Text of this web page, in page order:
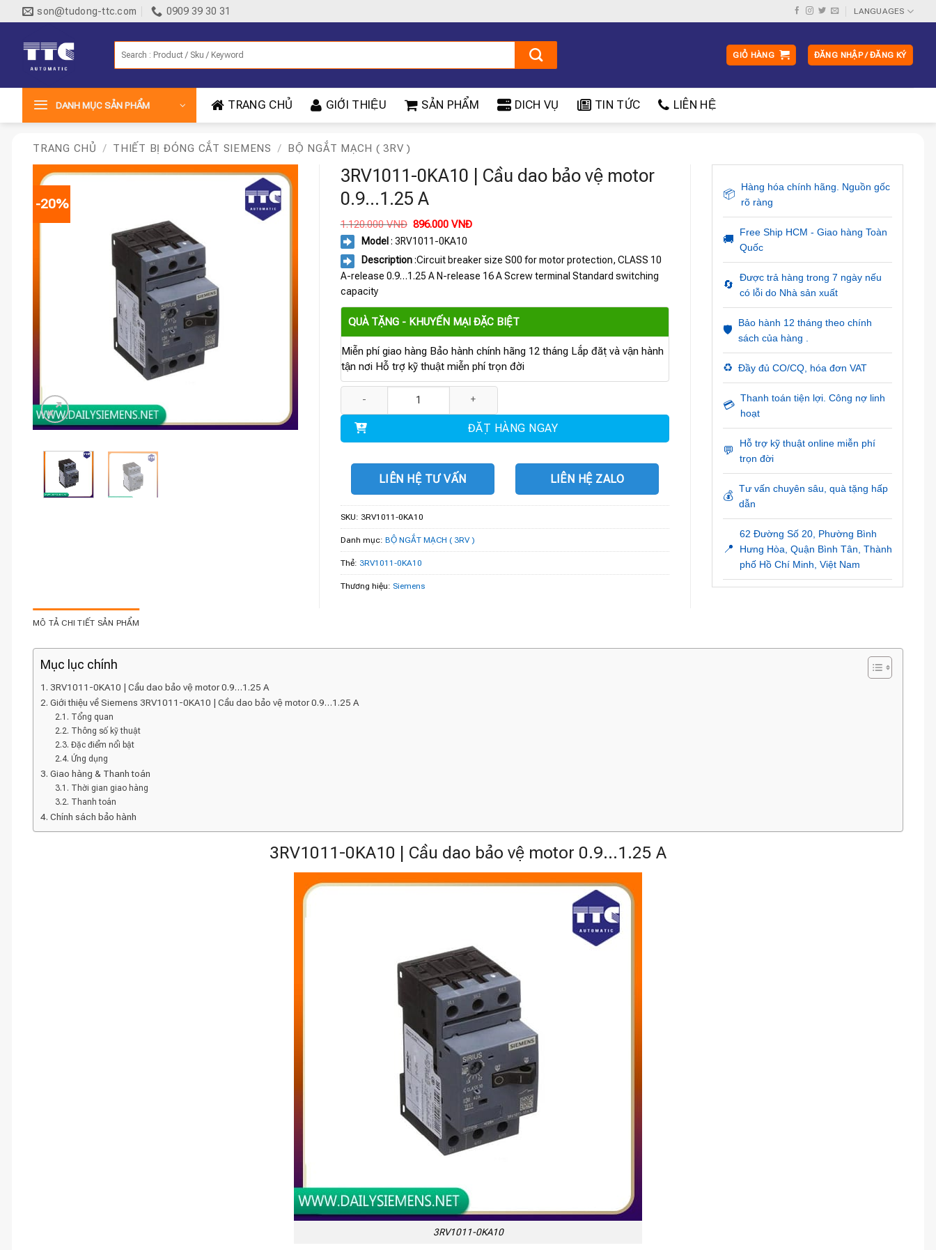
qua
son@tudong-ttc.com 0909 39 30 31 LANGUAGES
GIỎ HÀNG ĐĂNG NHẬP / ĐĂNG KÝ
DANH MỤC SẢN PHẨM TRANG CHỦ GIỚI THIỆU SẢN PHẨM DICH VỤ TIN TỨC LIÊN HỆ
TRANG CHỦ / THIẾT BỊ ĐÓNG CẮT SIEMENS / BỘ NGẮT MẠCH ( 3RV )
-20%
3RV1011-0KA10 | Cầu dao bảo vệ motor
0.9…1.25 A
1.120.000VNĐ Giá
gốc
là:
1.120.000 VNĐ.
896.000VNĐGiá
là:
896.000 VNĐ.
Model : 3RV1011-0KA10
Description:Circuit breaker size S00 for motor protection, CLASS 10
A-release 0.9…1.25 A N-release 16 A Screw terminal Standard switching
capacity
QUÀ TẶNG - KHUYẾN MẠI ĐẶC BIỆT
Miễn phí giao hàng Bảo hành chính hãng 12 tháng Lắp đặt và vận hành
tận nơi Hỗ trợ kỹ thuật miễn phí trọn đời
ĐẶT HÀNG NGAY
LIÊN HỆ TƯ VẤN LIÊN HỆ ZALO
SKU: 3RV1011-0KA10
Danh mục: BỘ NGẮT MẠCH ( 3RV )
Thẻ: 3RV1011-0KA10
Thương hiệu: Siemens
📦
Hàng hóa chính hãng. Nguồn gốc
rõ ràng
🚚
Free Ship HCM - Giao hàng Toàn
Quốc
🔄
Được trả hàng trong 7 ngày nếu
có lỗi do Nhà sản xuất
🛡️
Bảo hành 12 tháng theo chính
sách của hàng .
♻️ Đầy đủ CO/CQ, hóa đơn VAT
💳
Thanh toán tiện lợi. Công nợ linh
hoạt
💬
Hỗ trợ kỹ thuật online miễn phí
trọn đời
💰
Tư vấn chuyên sâu, quà tặng hấp
dẫn
📍
62 Đường Số 20, Phường Bình
Hưng Hòa, Quận Bình Tân, Thành
phố Hồ Chí Minh, Việt Nam
MÔ TẢ CHI TIẾT SẢN PHẨM
Mục lục chính
3RV1011-0KA10 | Cầu dao bảo vệ motor 0.9…1.25 A
Giới thiệu về Siemens 3RV1011-0KA10 | Cầu dao bảo vệ motor 0.9…1.25 A
Tổng quan
Thông số kỹ thuật
Đặc điểm nổi bật
Ứng dụng
Giao hàng & Thanh toán
Thời gian giao hàng
Thanh toán
Chính sách bảo hành
3RV1011-0KA10 | Cầu dao bảo vệ motor 0.9…1.25 A
3RV1011-0KA10